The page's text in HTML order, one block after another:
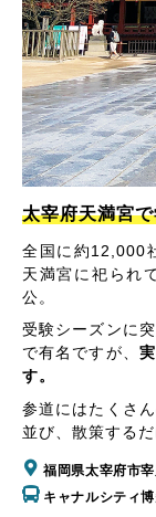
太宰府天満宮
全国に約12,000
天満宮に祀られ
公。
受験シーズンに
で有名ですが、
す。
参道にはたくさ
並び、散策する
福岡県太宰府市
キャナルシティ